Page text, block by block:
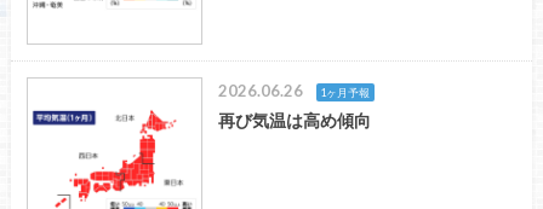
2026.06.26 1ヶ月予報
再び気温は高め傾向